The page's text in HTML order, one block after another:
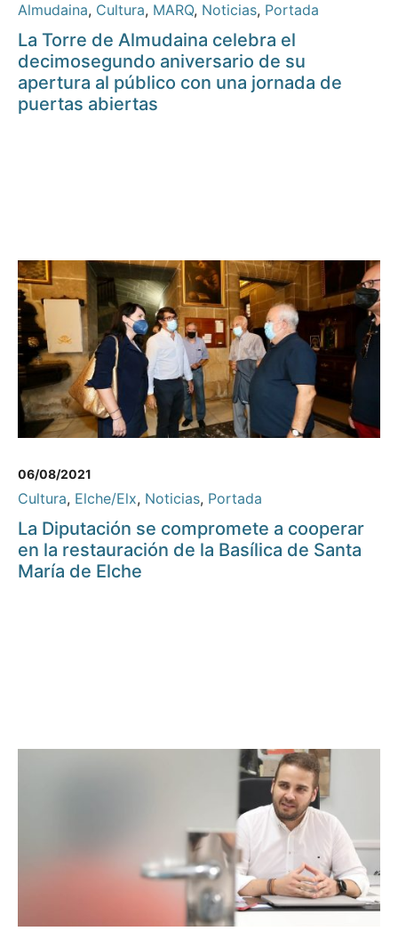
Almudaina, Cultura, MARQ, Noticias, Portada
La Torre de Almudaina celebra el
decimosegundo aniversario de su
apertura al público con una jornada de
puertas abiertas
06/08/2021
Cultura, Elche/Elx, Noticias, Portada
La Diputación se compromete a cooperar
en la restauración de la Basílica de Santa
María de Elche